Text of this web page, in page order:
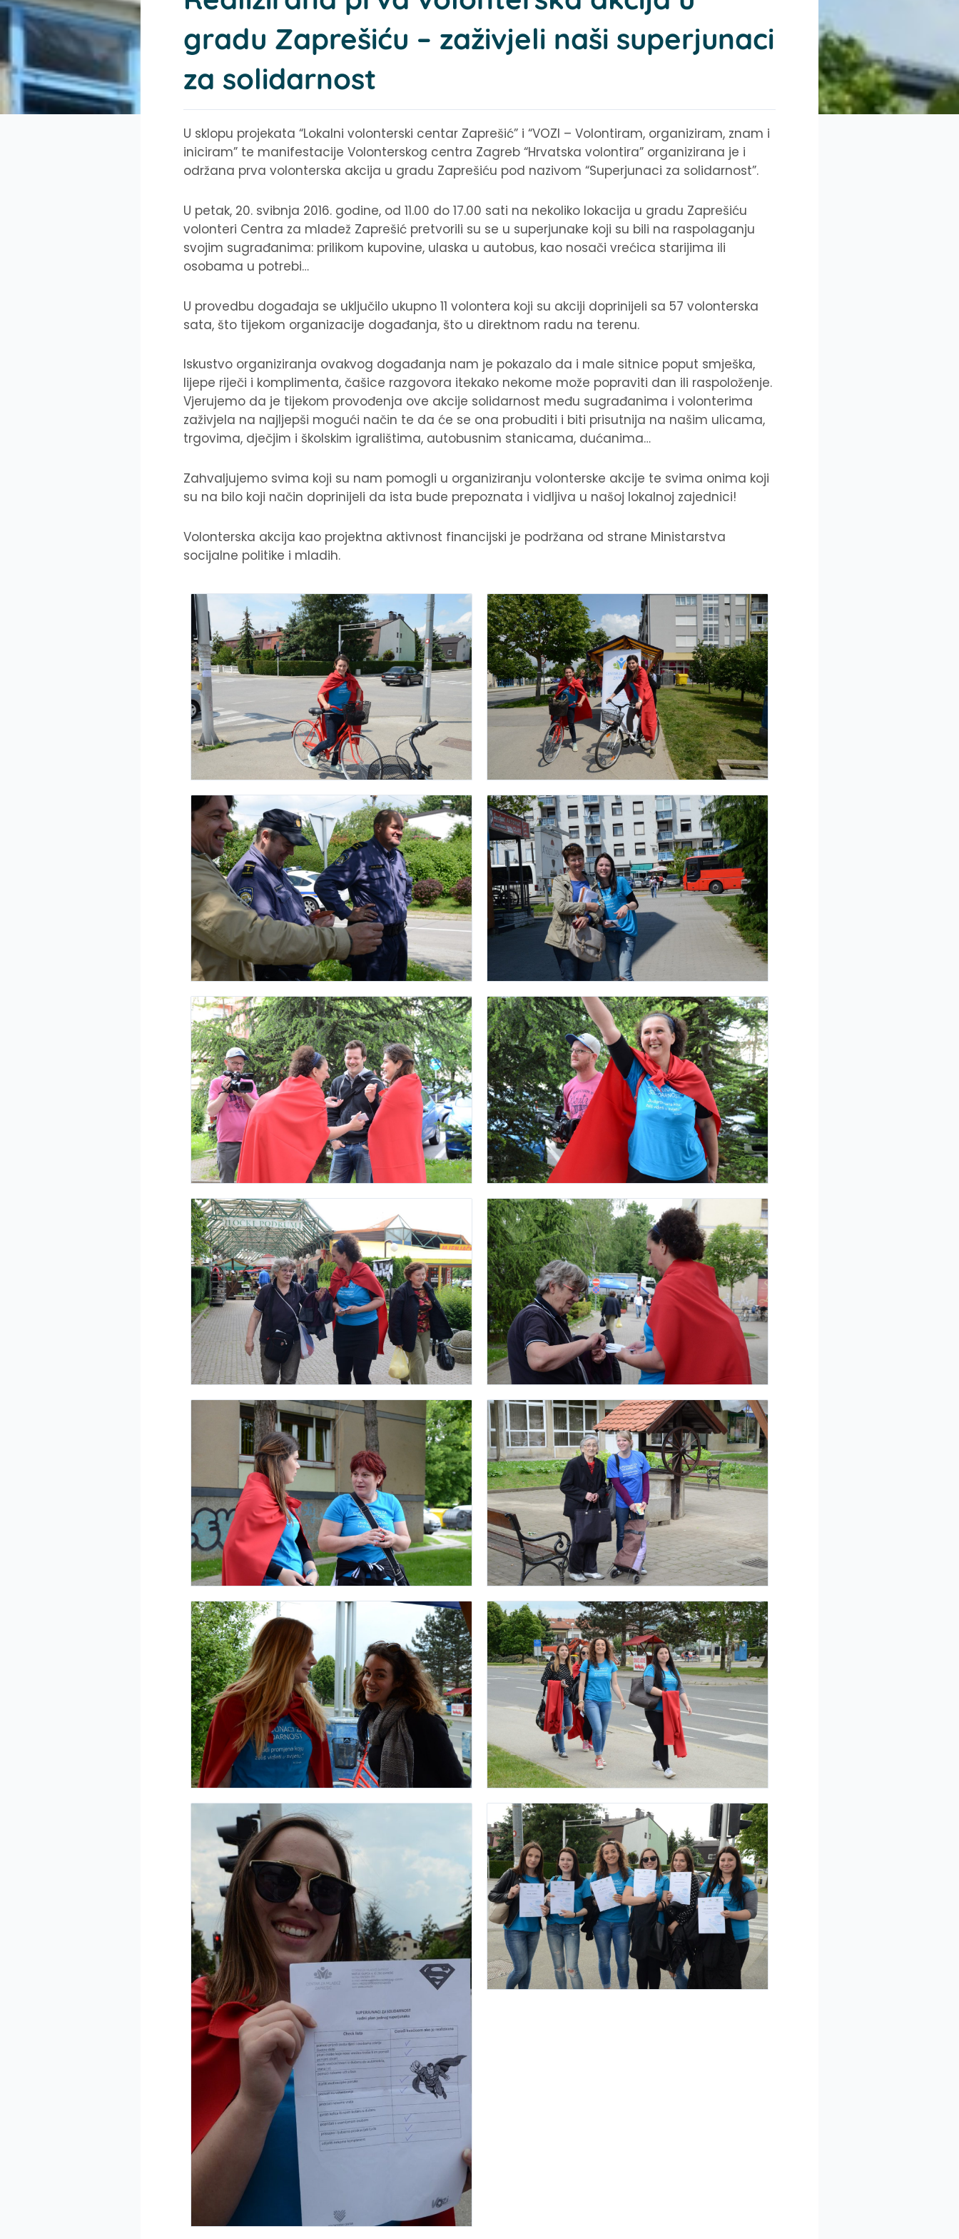
gradu Zaprešiću – zaživjeli naši superjunaci
za solidarnost
U sklopu projekata “Lokalni volonterski centar Zaprešić” i “VOZI – Volontiram, organiziram, znam i
iniciram” te manifestacije Volonterskog centra Zagreb “Hrvatska volontira” organizirana je i
održana prva volonterska akcija u gradu Zaprešiću pod nazivom “Superjunaci za solidarnost”.
U petak, 20. svibnja 2016. godine, od 11.00 do 17.00 sati na nekoliko lokacija u gradu Zaprešiću
volonteri Centra za mladež Zaprešić pretvorili su se u superjunake koji su bili na raspolaganju
svojim sugrađanima: prilikom kupovine, ulaska u autobus, kao nosači vrećica starijima ili
osobama u potrebi…
U provedbu događaja se uključilo ukupno 11 volontera koji su akciji doprinijeli sa 57 volonterska
sata, što tijekom organizacije događanja, što u direktnom radu na terenu.
Iskustvo organiziranja ovakvog događanja nam je pokazalo da i male sitnice poput smješka,
lijepe riječi i komplimenta, čašice razgovora itekako nekome može popraviti dan ili raspoloženje.
Vjerujemo da je tijekom provođenja ove akcije solidarnost među sugrađanima i volonterima
zaživjela na najljepši mogući način te da će se ona probuditi i biti prisutnija na našim ulicama,
trgovima, dječjim i školskim igralištima, autobusnim stanicama, dućanima…
Zahvaljujemo svima koji su nam pomogli u organiziranju volonterske akcije te svima onima koji
su na bilo koji način doprinijeli da ista bude prepoznata i vidljiva u našoj lokalnoj zajednici!
Volonterska akcija kao projektna aktivnost financijski je podržana od strane Ministarstva
socijalne politike i mladih.